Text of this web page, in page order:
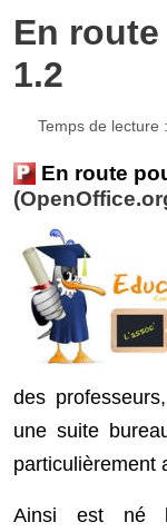
En
1.2
Temps de lecture
En route
des professeurs,
une suite
particulièrement
Ainsi est